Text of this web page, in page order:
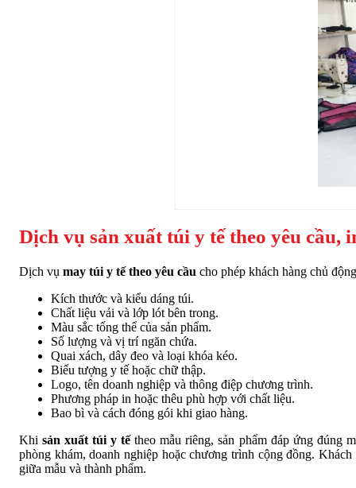
Dịch vụ sản xuất túi y tế theo yêu cầu,
Dịch vụ may túi y tế theo yêu cầu cho phép khách hàng chủ
Kích thước và kiểu dáng túi.
Chất liệu vải và lớp lót bên trong.
Màu sắc tổng thể của sản phẩm.
Số lượng và vị trí ngăn chứa.
Quai xách, dây đeo và loại khóa kéo.
Biểu tượng y tế hoặc chữ thập.
Logo, tên doanh nghiệp và thông điệp chương trình.
Phương pháp in hoặc thêu phù hợp với chất liệu.
Bao bì và cách đóng gói khi giao hàng.
Khisản xuất túi y tếtheo mẫu riêng, sản phẩm đáp ứng đúng
phòng khám, doanh nghiệp hoặc chương trình cộng đồng.
giữa mẫu và thành phẩm.